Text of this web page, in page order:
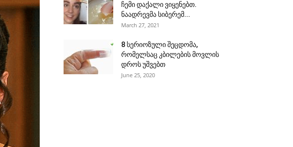
ჩემი დაქალი ვიყენებთ.
ნაადრევმა სიბერემ...
March 27, 2021
8 სერიოზული შეცდომა,
რომელსაც კბილების მოვლის
დროს უშვებთ
June 25, 2020